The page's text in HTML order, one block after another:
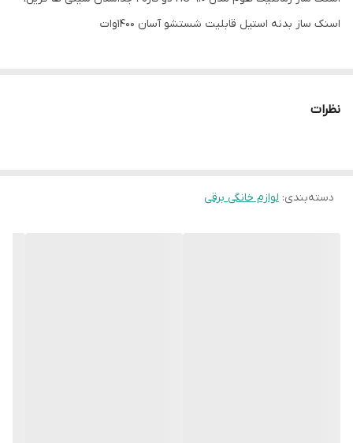
اسنک ساز بدنه استیل قابلیت شستشو آسان 1400وات
نظرات
دسته‌بندی: لوازم خانگی برقی